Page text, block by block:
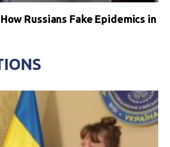
Russians Fake Epidemics in